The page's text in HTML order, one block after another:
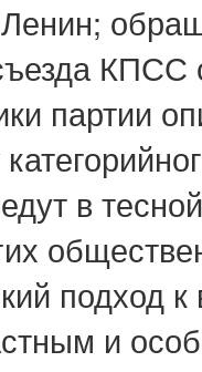
партии
в
подход
и